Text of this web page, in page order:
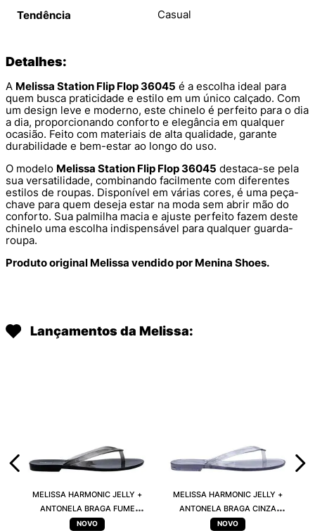
Tendência Casual
Detalhes:
A Melissa Station Flip Flop 36045 é a escolha ideal para
quem busca praticidade e estilo em um único calçado. Com
um design leve e moderno, este chinelo é perfeito para o dia
a dia, proporcionando conforto e elegância em qualquer
ocasião. Feito com materiais de alta qualidade, garante
durabilidade e bem-estar ao longo do uso.
O modelo Melissa Station Flip Flop 36045 destaca-se pela
sua versatilidade, combinando facilmente com diferentes
estilos de roupas. Disponível em várias cores, é uma peça-
chave para quem deseja estar na moda sem abrir mão do
conforto. Sua palmilha macia e ajuste perfeito fazem deste
chinelo uma escolha indispensável para qualquer guarda-
roupa.
Produto original Melissa vendido por Menina Shoes.
Lançamentos da Melissa:
MELISSA HARMONIC JELLY +
ANTONELA BRAGA FUME
TRANSPARENTE 38263
MELISSA HARMONIC JELLY +
ANTONELA BRAGA CINZA
TRANSPARENTE 38263